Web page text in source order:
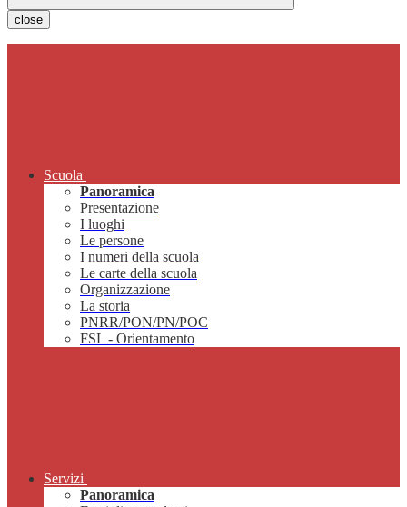
close
Scuola
Panoramica
Presentazione
I luoghi
Le persone
I numeri della scuola
Le carte della scuola
Organizzazione
La storia
PNRR/PON/PN/POC
FSL - Orientamento
Servizi
Panoramica